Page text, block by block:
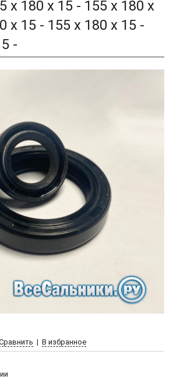
x 180 x 15 - 155 x 180 x
x 15 - 155 x 180 x 15 -
-
| В избранное